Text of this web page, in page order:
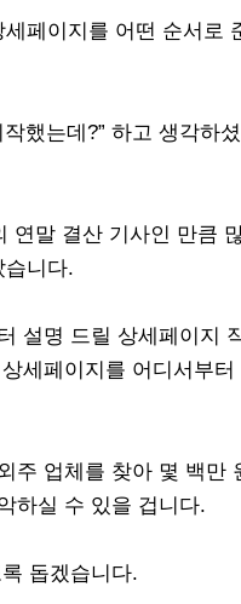
페이지를 어떤 순서로
했는데?” 하고 생각하
연말 결산 기사인 만큼
습니다.
설명 드릴 상세페이지
세페이지를 어디서부
주 업체를 찾아 몇 백만
하실 수 있을 겁니다.
돕겠습니다.